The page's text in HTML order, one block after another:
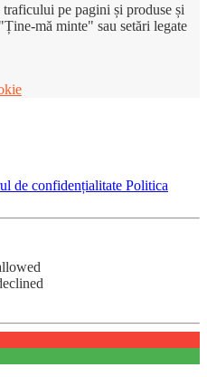
pe pagini și produse și
mă minte" sau setări legate
de confidențialitate Politica